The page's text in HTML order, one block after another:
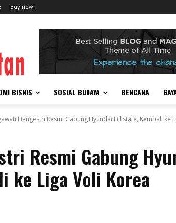
Buy now!
BISNIS SOSIAL BUDAYA BENCANA
Hangestri Resmi Gabung Hyundai Hillstate, Kembali ke
Resmi Gabung
ke Liga Voli Korea